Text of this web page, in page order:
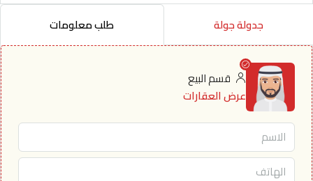
جدولة جولة طلب معلومات
قسم البيع
عرض العقارات